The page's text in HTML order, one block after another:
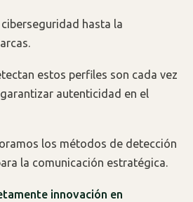
hasta la
estos perfiles son cada vez
autenticidad en el
los métodos de detección
la comunicación estratégica.
innovación en